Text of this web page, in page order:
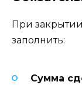
При
заполнить:
Сумма